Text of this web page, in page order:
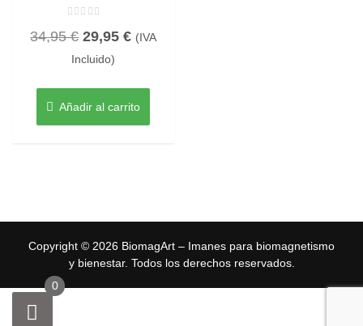
con
0
de
5
34,95€ El
precio
era:
34,95 €.
29,95€El
es:
29,95 €.
(IVA
Incluido)
Añadir al carrito
Copyright © 2026 BiomagArt – Imanes para biomagnetismo
y bienestar. Todos los derechos reservados.
0